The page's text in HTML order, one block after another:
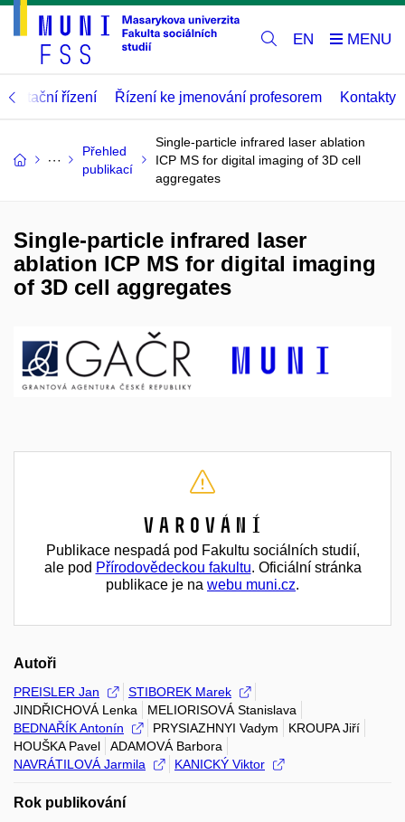
EN
řízení Řízení ke jmenování profesorem Kontakty
Přehled
publikací
Single-particle infrared laser ablation
ICP MS for digital imaging of 3D cell
aggregates
Single-particle infrared laser
ablation ICP MS for digital imaging
of 3D cell aggregates
Varování
Publikace nespadá pod Fakultu sociálních studií,
ale pod Přírodovědeckou fakultu. Oficiální stránka
publikace je na webu muni.cz.
Autoři
PREISLER Jan
STIBOREK Marek
JINDŘICHOVÁ Lenka
MELIORISOVÁ Stanislava
BEDNAŘÍK Antonín
PRYSIAZHNYI Vadym
KROUPA Jiří
HOUŠKA Pavel
ADAMOVÁ Barbora
NAVRÁTILOVÁ Jarmila
KANICKÝ Viktor
Rok publikování